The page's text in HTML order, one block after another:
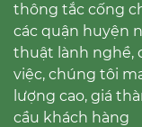
thông tắc cống
các quận huyện
thuật lành nghề,
việc, chúng tôi
lượng cao, giá
cầu khách hàng